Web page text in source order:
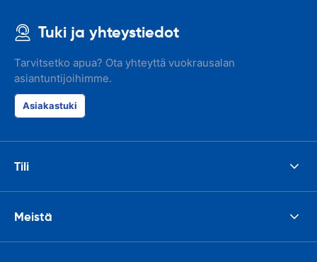
Tuki ja yhteystiedot
Tarvitsetko apua? Ota yhteyttä vuokrausalan
asiantuntijoihimme.
Asiakastuki
Tili
Meistä